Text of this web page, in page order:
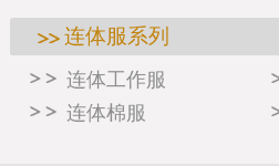
连体服系列
连体工作服
连体棉服